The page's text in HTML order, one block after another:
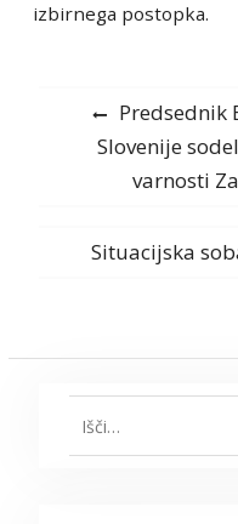
izbirnega postopka.
Navigacija
prispevka
Previous
post:
Predsednik
Slovenije
varnosti
Next
Situacijska